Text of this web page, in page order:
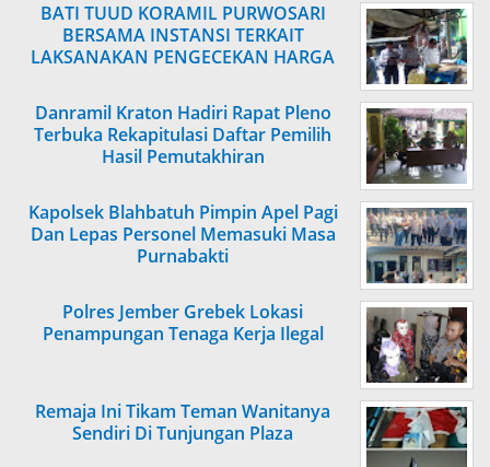
BATI TUUD KORAMIL PURWOSARI
BERSAMA INSTANSI TERKAIT
LAKSANAKAN PENGECEKAN HARGA
Danramil Kraton Hadiri Rapat Pleno
Terbuka Rekapitulasi Daftar Pemilih
Hasil Pemutakhiran
Kapolsek Blahbatuh Pimpin Apel Pagi
Dan Lepas Personel Memasuki Masa
Purnabakti
Polres Jember Grebek Lokasi
Penampungan Tenaga Kerja Ilegal
Remaja Ini Tikam Teman Wanitanya
Sendiri Di Tunjungan Plaza